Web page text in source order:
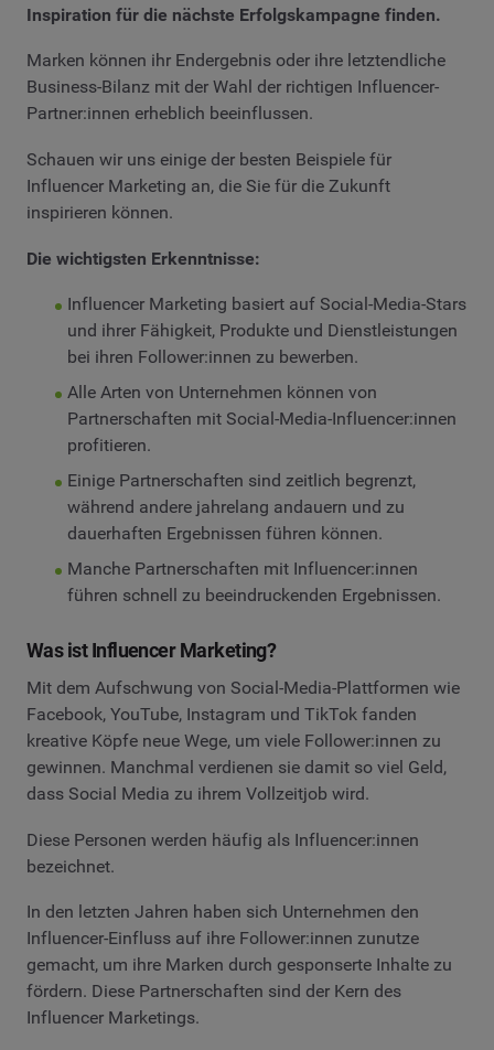
Inspiration für die nächste Erfolgskampagne finden.
Marken können ihr Endergebnis oder ihre letztendliche
Business-Bilanz mit der Wahl der richtigen Influencer-
Partner:innen erheblich beeinflussen.
Schauen wir uns einige der besten Beispiele für
Influencer Marketing an, die Sie für die Zukunft
inspirieren können.
Die wichtigsten Erkenntnisse:
Influencer Marketing basiert auf Social-Media-Stars
und ihrer Fähigkeit, Produkte und Dienstleistungen
bei ihren Follower:innen zu bewerben.
Alle Arten von Unternehmen können von
Partnerschaften mit Social-Media-Influencer:innen
profitieren.
Einige Partnerschaften sind zeitlich begrenzt,
während andere jahrelang andauern und zu
dauerhaften Ergebnissen führen können.
Manche Partnerschaften mit Influencer:innen
führen schnell zu beeindruckenden Ergebnissen.
Was ist Influencer Marketing?
Mit dem Aufschwung von Social-Media-Plattformen wie
Facebook, YouTube, Instagram und TikTok fanden
kreative Köpfe neue Wege, um viele Follower:innen zu
gewinnen. Manchmal verdienen sie damit so viel Geld,
dass Social Media zu ihrem Vollzeitjob wird.
Diese Personen werden häufig als Influencer:innen
bezeichnet.
In den letzten Jahren haben sich Unternehmen den
Influencer-Einfluss auf ihre Follower:innen zunutze
gemacht, um ihre Marken durch gesponserte Inhalte zu
fördern. Diese Partnerschaften sind der Kern des
Influencer Marketings.